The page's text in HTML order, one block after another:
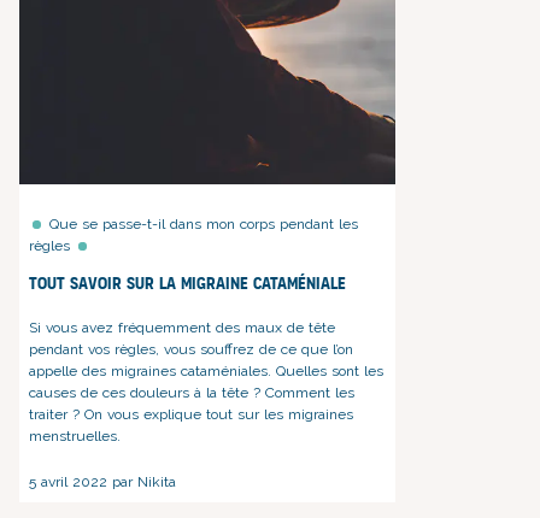
Que se passe-t-il dans mon corps pendant les
règles
Tout savoir sur la migraine cataméniale
Si vous avez fréquemment des maux de tête
pendant vos règles, vous souffrez de ce que l’on
appelle des migraines cataméniales. Quelles sont les
causes de ces douleurs à la tête ? Comment les
traiter ? On vous explique tout sur les migraines
menstruelles.
5 avril 2022 par Nikita